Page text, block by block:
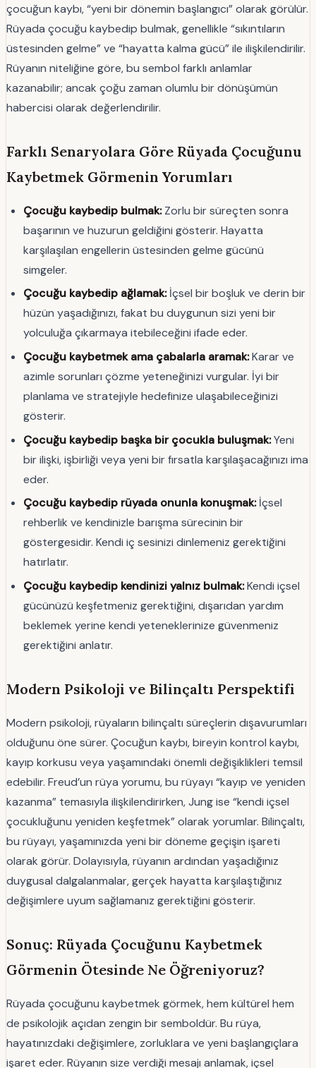
çocuğun kaybı, “yeni bir dönemin başlangıcı” olarak görülür.
Rüyada çocuğu kaybedip bulmak, genellikle “sıkıntıların
üstesinden gelme” ve “hayatta kalma gücü” ile ilişkilendirilir.
Rüyanın niteliğine göre, bu sembol farklı anlamlar
kazanabilir; ancak çoğu zaman olumlu bir dönüşümün
habercisi olarak değerlendirilir.
Farklı Senaryolara Göre Rüyada Çocuğunu
Kaybetmek Görmenin Yorumları
Çocuğu kaybedip bulmak:Zorlu bir süreçten sonra
başarının ve huzurun geldiğini gösterir. Hayatta
karşılaşılan engellerin üstesinden gelme gücünü
simgeler.
Çocuğu kaybedip ağlamak:İçsel bir boşluk ve derin bir
hüzün yaşadığınızı, fakat bu duygunun sizi yeni bir
yolculuğa çıkarmaya itebileceğini ifade eder.
Çocuğu kaybetmek ama çabalarla aramak:Karar ve
azimle sorunları çözme yeteneğinizi vurgular. İyi bir
planlama ve stratejiyle hedefinize ulaşabileceğinizi
gösterir.
Çocuğu kaybedip başka bir çocukla buluşmak:Yeni
bir ilişki, işbirliği veya yeni bir fırsatla karşılaşacağınızı ima
eder.
Çocuğu kaybedip rüyada onunla konuşmak:İçsel
rehberlik ve kendinizle barışma sürecinin bir
göstergesidir. Kendi iç sesinizi dinlemeniz gerektiğini
hatırlatır.
Çocuğu kaybedip kendinizi yalnız bulmak:Kendi içsel
gücünüzü keşfetmeniz gerektiğini, dışarıdan yardım
beklemek yerine kendi yeteneklerinize güvenmeniz
gerektiğini anlatır.
Modern Psikoloji ve Bilinçaltı Perspektifi
Modern psikoloji, rüyaların bilinçaltı süreçlerin dışavurumları
olduğunu öne sürer. Çocuğun kaybı, bireyin kontrol kaybı,
kayıp korkusu veya yaşamındaki önemli değişiklikleri temsil
edebilir. Freud’un rüya yorumu, bu rüyayı “kayıp ve yeniden
kazanma” temasıyla ilişkilendirirken, Jung ise “kendi içsel
çocukluğunu yeniden keşfetmek” olarak yorumlar. Bilinçaltı,
bu rüyayı, yaşamınızda yeni bir döneme geçişin işareti
olarak görür. Dolayısıyla, rüyanın ardından yaşadığınız
duygusal dalgalanmalar, gerçek hayatta karşılaştığınız
değişimlere uyum sağlamanız gerektiğini gösterir.
Sonuç: Rüyada Çocuğunu Kaybetmek
Görmenin Ötesinde Ne Öğreniyoruz?
Rüyada çocuğunu kaybetmek görmek, hem kültürel hem
de psikolojik açıdan zengin bir semboldür. Bu rüya,
hayatınızdaki değişimlere, zorluklara ve yeni başlangıçlara
işaret eder. Rüyanın size verdiği mesajı anlamak, içsel